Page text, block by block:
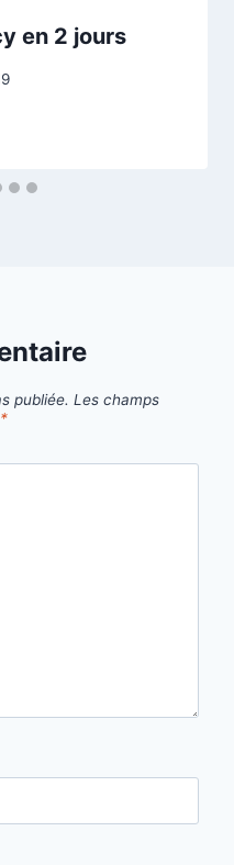
en 2 jours
publiée. Les champs
*